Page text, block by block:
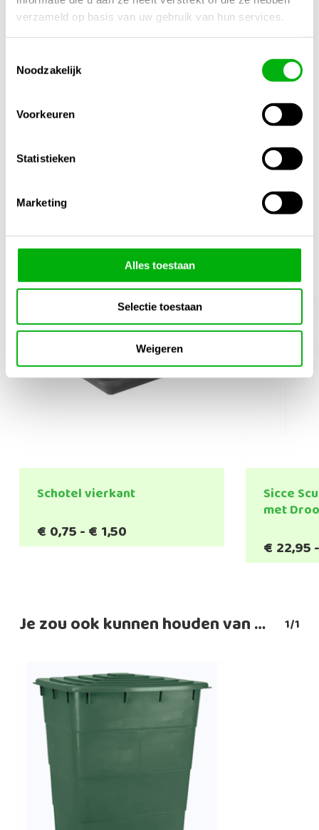
verzameld op basis van uw gebruik van hun services.
Noodzakelijk
Voorkeuren
Statistieken
Marketing
Alles toestaan
Selectie toestaan
Weigeren
N/B
Kleur
Materiaal
Schotel vierkant
€ 0,75-€ 1,50Prijsklasse:
€0,75
Sicce
met
€ 22,95
Je zou ook kunnen houden van … 1/1